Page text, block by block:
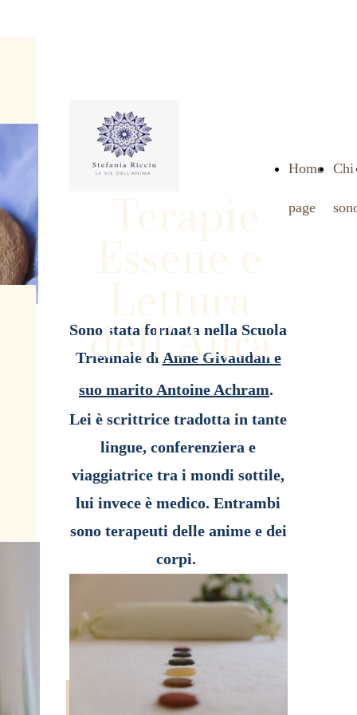
Home
page
Chi
dell'Aura
Sono stata formata nella Scuola
Triennale di Anne Givaudan e
suo marito Antoine Achram.
Lei è scrittrice tradotta in tante
lingue, conferenziera e
viaggiatrice tra i mondi sottile,
lui invece è medico. Entrambi
sono terapeuti delle anime e dei
corpi.